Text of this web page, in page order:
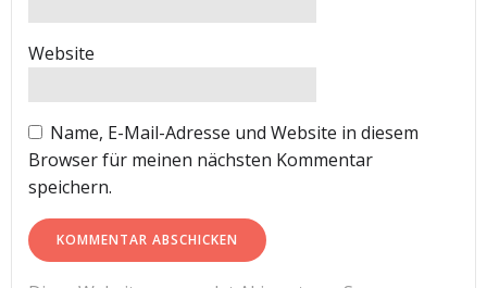
Website
Name, E-Mail-Adresse und Website in diesem
Browser für meinen nächsten Kommentar
speichern.